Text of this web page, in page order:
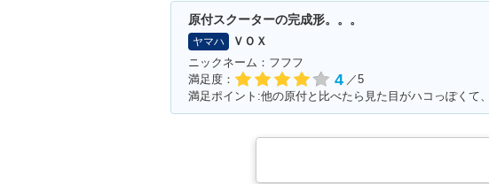
原付スクーターの完成形。。。
ヤマハ
ＶＯＸ
ニックネーム：フフフ
満足度：
4 ／5